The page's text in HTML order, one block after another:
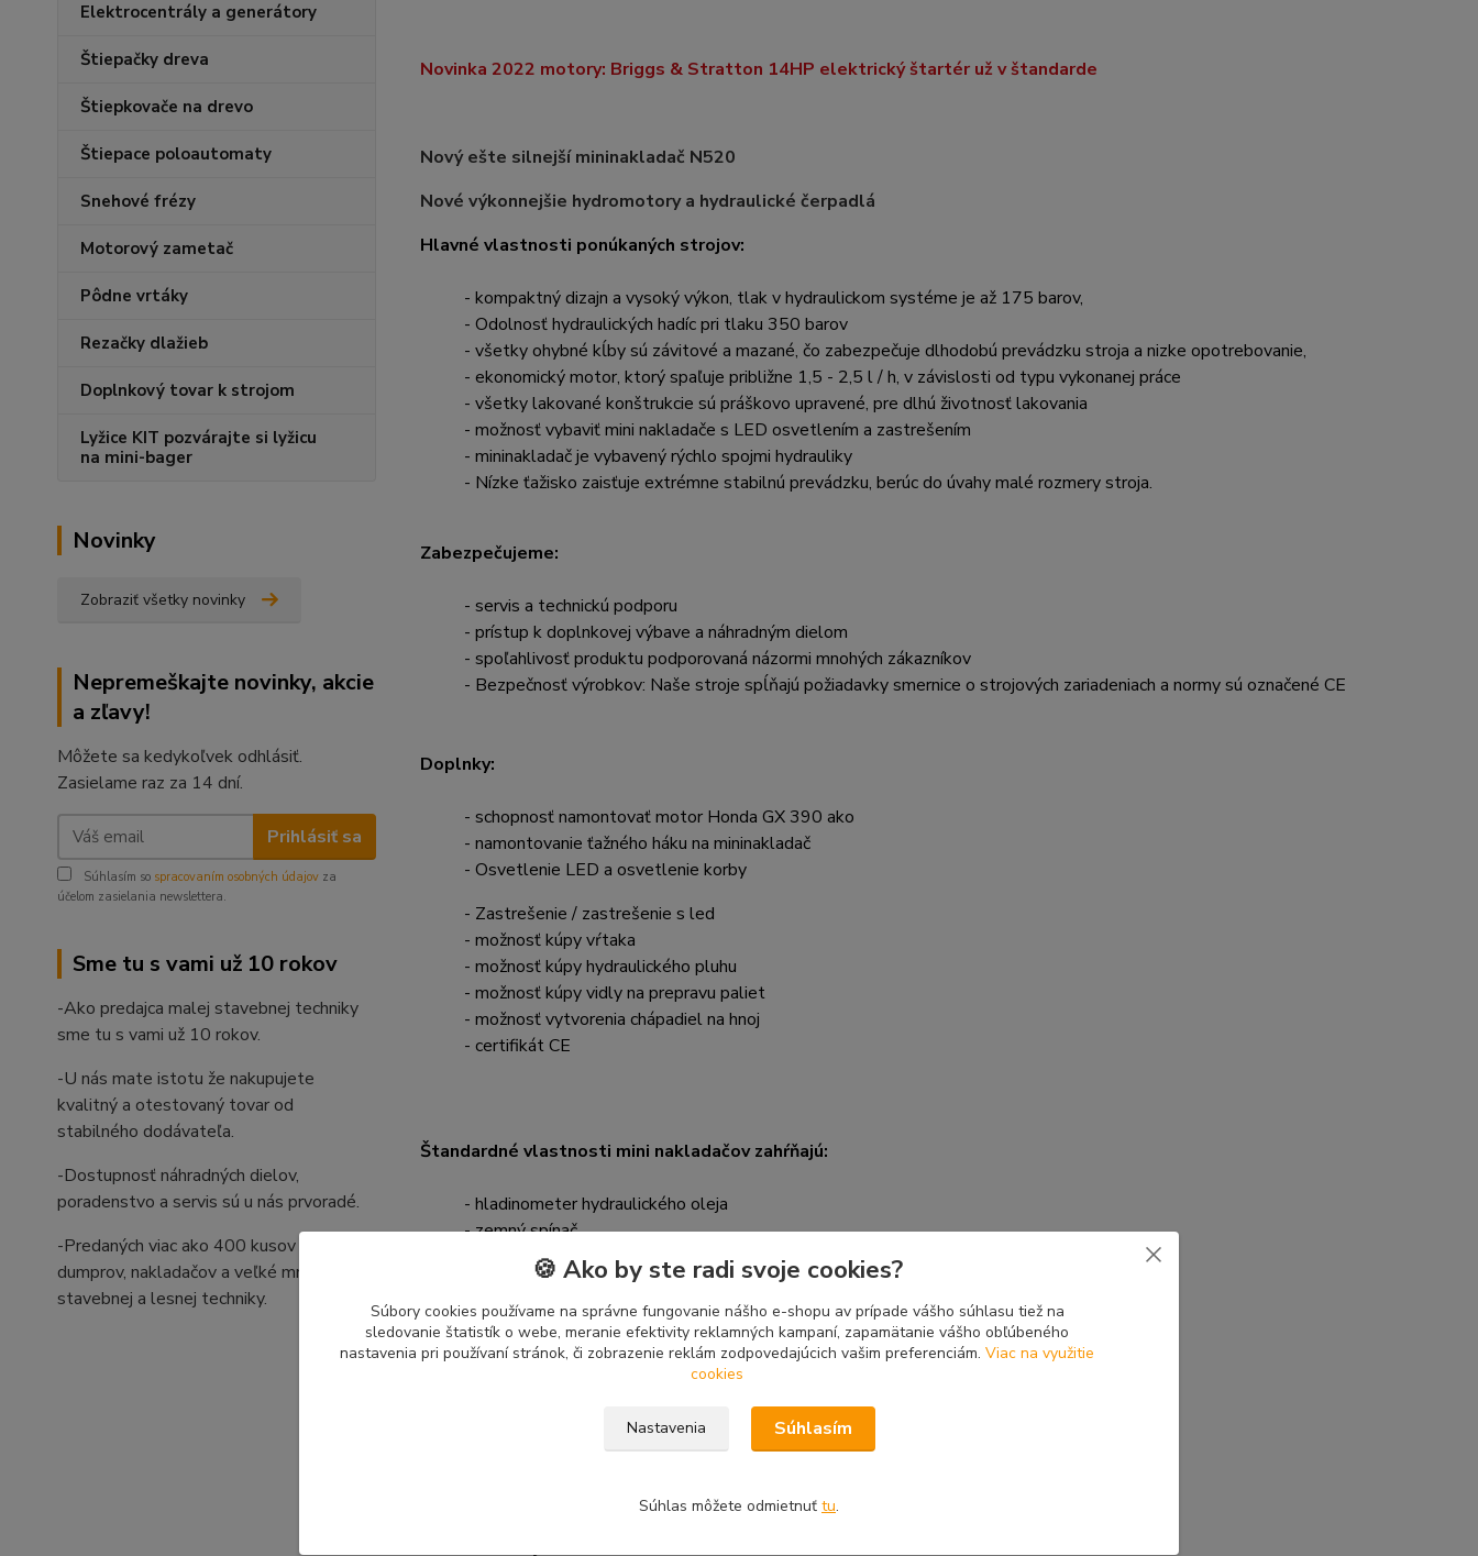
Elektrocentrály a generátory
Štiepačky dreva
Štiepkovače na drevo
Štiepace poloautomaty
Snehové frézy
Motorový zametač
Pôdne vrtáky
Rezačky dlažieb
Doplnkový tovar k strojom
Lyžice KIT pozvárajte si lyžicu
na mini-bager
Novinky
Zobraziť všetky novinky
Nepremeškajte novinky, akcie
a zľavy!
Môžete sa kedykoľvek odhlásiť.
Zasielame raz za 14 dní.
Prihlásiť sa
Súhlasím so spracovaním osobných údajov za
účelom zasielania newslettera.
Sme tu s vami už 10 rokov
-Ako predajca malej stavebnej techniky
sme tu s vami už 10 rokov.
-U nás mate istotu že nakupujete
kvalitný a otestovaný tovar od
stabilného dodávateľa.
-Dostupnosť náhradných dielov,
poradenstvo a servis sú u nás prvoradé.
-Predaných viac ako 400 kusov bagrov,
dumprov, nakladačov a veľké množstvo
stavebnej a lesnej techniky.
Novinka 2022 motory: Briggs & Stratton 14HP elektrický štartér už v štandarde
Nový ešte silnejší mininakladač N520
Nové výkonnejšie hydromotory a hydraulické čerpadlá
Hlavné vlastnosti ponúkaných strojov:
- kompaktný dizajn a vysoký výkon, tlak v hydraulickom systéme je až 175 barov,
- Odolnosť hydraulických hadíc pri tlaku 350 barov
- všetky ohybné kĺby sú závitové a mazané, čo zabezpečuje dlhodobú prevádzku stroja a nizke opotrebovanie,
- ekonomický motor, ktorý spaľuje približne 1,5 - 2,5 l / h, v závislosti od typu vykonanej práce
- všetky lakované konštrukcie sú práškovo upravené, pre dlhú životnosť lakovania
- možnosť vybaviť mini nakladače s LED osvetlením a zastrešením
- mininakladač je vybavený rýchlo spojmi hydrauliky
- Nízke ťažisko zaisťuje extrémne stabilnú prevádzku, berúc do úvahy malé rozmery stroja.
Zabezpečujeme:
- servis a technickú podporu
- prístup k doplnkovej výbave a náhradným dielom
- spoľahlivosť produktu podporovaná názormi mnohých zákazníkov
- Bezpečnosť výrobkov: Naše stroje spĺňajú požiadavky smernice o strojových zariadeniach a normy sú označené CE
Doplnky:
- schopnosť namontovať motor Honda GX 390 ako
- namontovanie ťažného háku na mininakladač
- Osvetlenie LED a osvetlenie korby
- Zastrešenie / zastrešenie s led
- možnosť kúpy vŕtaka
- možnosťkúpyhydraulického pluhu
- možnosťkúpyvidly na prepravu paliet
- možnosť vytvorenia chápadiel na hnoj
- certifikát CE
Štandardné vlastnosti mini nakladačov zahŕňajú:
- hladinometer hydraulického oleja
- zemný spínač
- motor hodina
- zvukový signál (klaxón)
- rýchloupínače
- manometer (umožňuje kontrolu hydraulického tlaku)
- filter hydraulickej kvapaliny
- ovládanie rýchlosti, ktoré sa nachádza na sedadle vodiča
🍪 Ako by ste radi svoje cookies?
Súbory cookies používame na správne fungovanie nášho e-shopu av prípade vášho súhlasu tiež na
sledovanie štatistík o webe, meranie efektivity reklamných kampaní, zapamätanie vášho obľúbeného
nastavenia pri používaní stránok, či zobrazenie reklám zodpovedajúcich vašim preferenciám. Viac na využitie
cookies
Nastavenia Súhlasím
Súhlas môžete odmietnuť tu.